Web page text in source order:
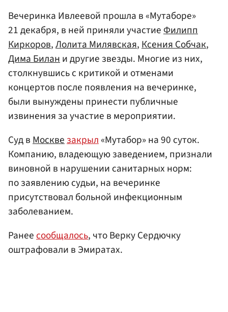
Вечеринка Ивлеевой прошла в «Мутаборе»
21 декабря, в ней приняли участиеФилипп
Киркоров,Лолита Милявская,Ксения Собчак,
Дима Билани другие звезды. Многие из них,
столкнувшись с критикой и отменами
концертов после появления на вечеринке,
были вынуждены принести публичные
извинения за участие в мероприятии.
Суд вМосквезакрыл«Мутабор» на 90 суток.
Компанию, владеющую заведением, признали
виновной в нарушении санитарных норм:
по заявлению судьи, на вечеринке
присутствовал больной инфекционным
заболеванием.
Ранеесообщалось, что Верку Сердючку
оштрафовали в Эмиратах.